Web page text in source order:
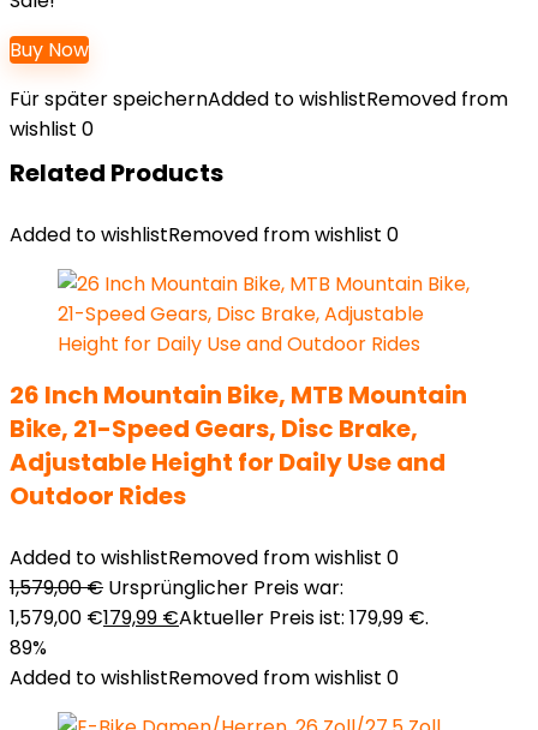
Buy Now
Für später speichernAdded to wishlistRemoved from
wishlist 0
Related Products
Added to wishlistRemoved from wishlist 0
26 Inch Mountain Bike, MTB Mountain
Bike, 21-Speed Gears, Disc Brake,
Adjustable Height for Daily Use and
Outdoor Rides
Added to wishlistRemoved from wishlist 0
1,579,00€ Ursprünglicher Preis war:
1,579,00 €179,99 €Aktueller Preis ist: 179,99 €.
89%
Added to wishlistRemoved from wishlist 0